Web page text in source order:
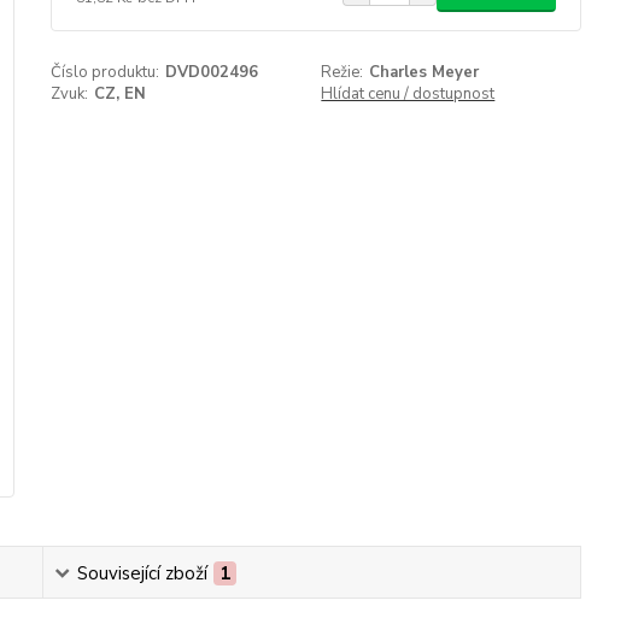
Číslo produktu: DVD002496 Režie: Charles Meyer
Zvuk: CZ, EN Hlídat cenu / dostupnost
Související zboží 1